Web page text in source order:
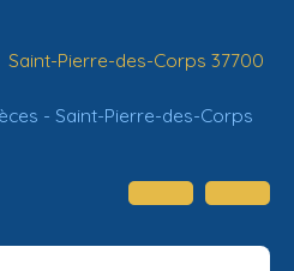
Saint-Pierre-des-Corps 37700
- Saint-Pierre-des-Corps